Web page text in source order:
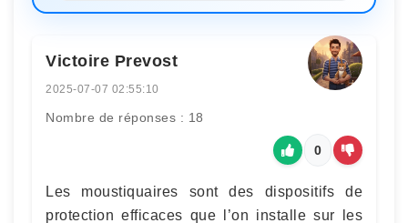
Victoire Prevost
2025-07-07 02:55:10
Nombre de réponses : 18
0
Les moustiquaires sont des dispositifs de
protection efficaces que l’on installe sur les